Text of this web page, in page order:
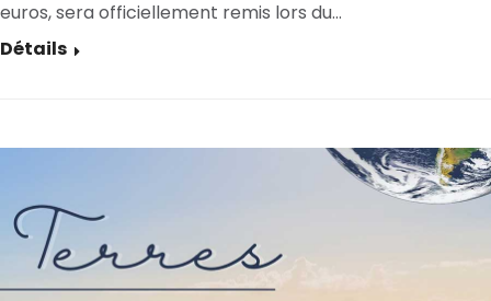
euros, sera officiellement remis lors du…
Détails